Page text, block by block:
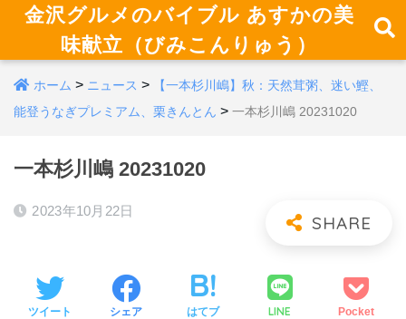
金沢グルメのバイブル あすかの美
味献立（びみこんりゅう）
ホーム > ニュース >
【一本杉川嶋】秋：天然茸粥、迷い鰹、
能登うなぎプレミアム、栗きんとん > 一本杉川嶋 20231020
一本杉川嶋 20231020
2023年10月22日
ツイート シェア はてブ LINE Pocket